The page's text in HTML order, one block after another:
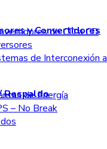
y Convertidores
de CD a CD
de Interconexión
Respaldo
de Energía
– No Break